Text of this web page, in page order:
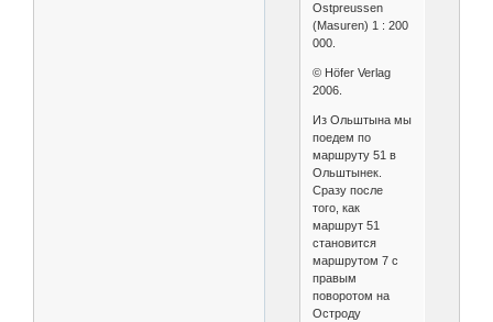
Ostpreussen
(Masuren) 1 : 200
000.
© Höfer Verlag
2006.
Из Ольштына мы
поедем по
маршруту 51 в
Ольштынек.
Сразу после
того, как
маршрут 51
становится
маршрутом 7 с
правым
поворотом на
Остроду